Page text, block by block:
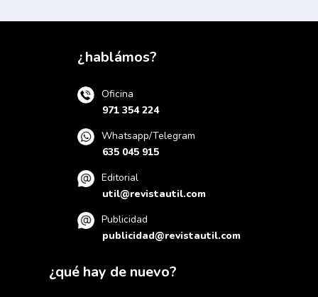
¿hablámos?
Oficina
971 354 224
Whatsapp/Telegram
635 045 915
Editorial
util@revistautil.com
Publicidad
publicidad@revistautil.com
¿qué hay de nuevo?